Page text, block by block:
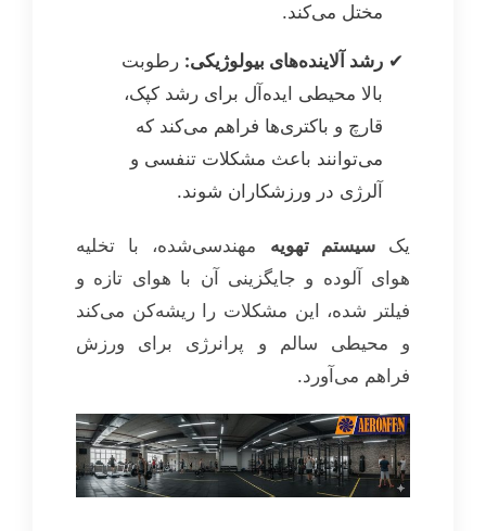
مختل می‌کند.
رشد آلاینده‌های بیولوژیکی: رطوبت
بالا محیطی ایده‌آل برای رشد کپک،
قارچ و باکتری‌ها فراهم می‌کند که
می‌توانند باعث مشکلات تنفسی و
آلرژی در ورزشکاران شوند.
یکسیستم تهویه مهندسی‌شده، با تخلیه
هوای آلوده و جایگزینی آن با هوای تازه و
فیلتر شده، این مشکلات را ریشه‌کن می‌کند
و محیطی سالم و پرانرژی برای ورزش
فراهم می‌آورد.